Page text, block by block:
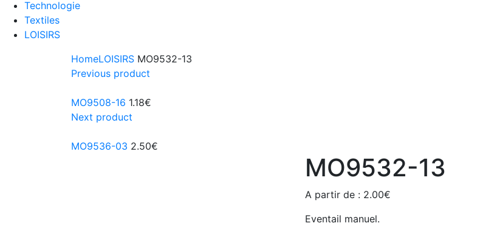
Technologie
Textiles
LOISIRS
HomeLOISIRS MO9532-13
Previous product
MO9508-16 1.18€
Next product
MO9536-03 2.50€
MO9532-13
A partir de : 2.00€
Eventail manuel.